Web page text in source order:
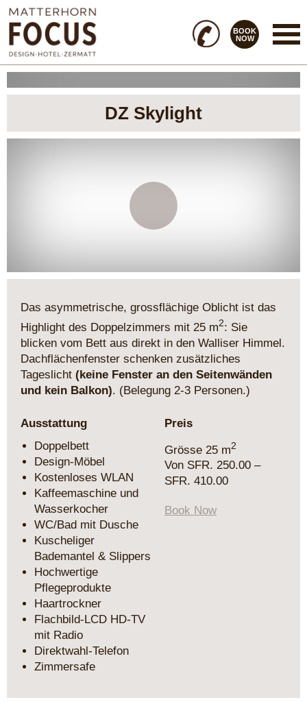
BOOK
NOW
DZ Skylight
Das asymmetrische, grossflächige Oblicht ist das
Highlight des Doppelzimmers mit 25 m2: Sie
blicken vom Bett aus direkt in den Walliser Himmel.
Dachflächenfenster schenken zusätzliches
Tageslicht (keine Fenster an den Seitenwänden
und kein Balkon). (Belegung 2-3 Personen.)
Ausstattung
Preis
Doppelbett
Design-Möbel
Kostenloses WLAN
Kaffeemaschine und
Wasserkocher
WC/Bad mit Dusche
Kuscheliger
Bademantel & Slippers
Hochwertige
Pflegeprodukte
Haartrockner
Flachbild-LCD HD-TV
mit Radio
Direktwahl-Telefon
Zimmersafe
Grösse 25 m2
Von SFR. 250.00 –
SFR. 410.00
Book Now